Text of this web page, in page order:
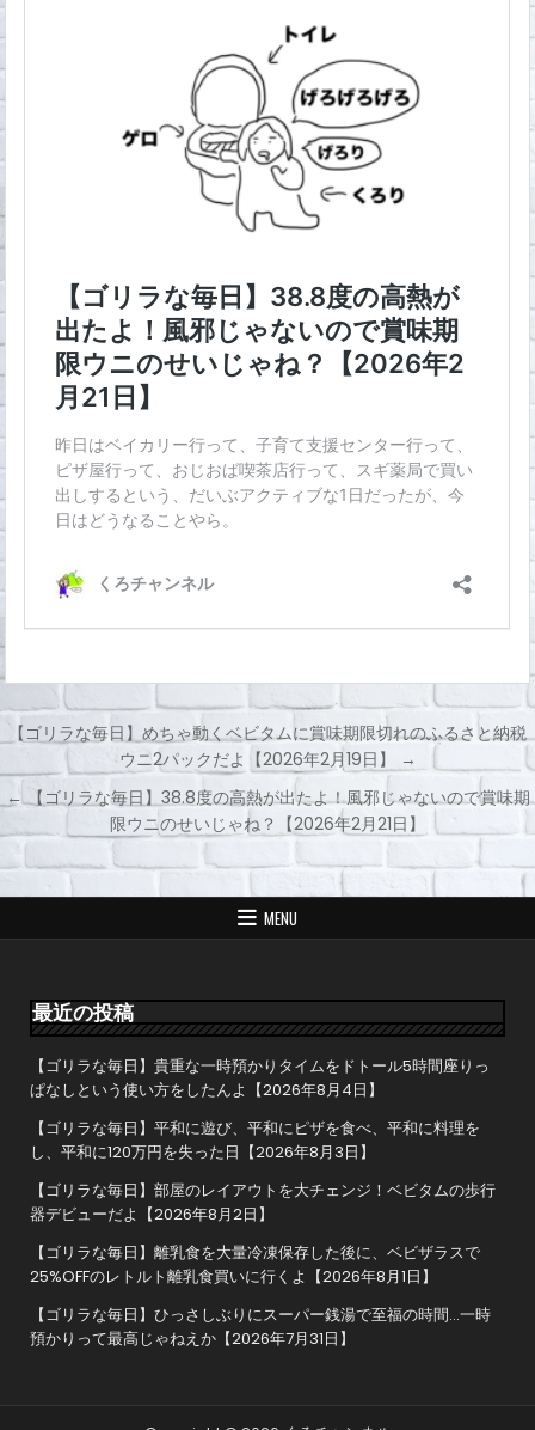
投
稿
ナ
ビ
ー
ョ
【ゴリラな毎日】めちゃ動くベビタムに賞味期限切れのふるさと納税
ウニ2パックだよ【2026年2月19日】 →
← 【ゴリラな毎日】38.8度の高熱が出たよ！風邪じゃないので賞味期
限ウニのせいじゃね？【2026年2月21日】
MENU
最近の投稿
【ゴリラな毎日】貴重な一時預かりタイムをドトール5時間座りっ
ぱなしという使い方をしたんよ【2026年8月4日】
【ゴリラな毎日】平和に遊び、平和にピザを食べ、平和に料理を
し、平和に120万円を失った日【2026年8月3日】
【ゴリラな毎日】部屋のレイアウトを大チェンジ！ベビタムの歩行
器デビューだよ【2026年8月2日】
【ゴリラな毎日】離乳食を大量冷凍保存した後に、ベビザラスで
25%OFFのレトルト離乳食買いに行くよ【2026年8月1日】
【ゴリラな毎日】ひっさしぶりにスーパー銭湯で至福の時間…一時
預かりって最高じゃねえか【2026年7月31日】